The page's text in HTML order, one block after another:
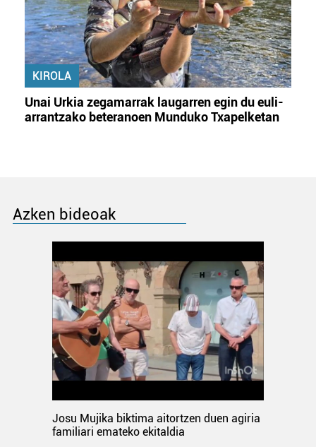
KIROLA
Unai Urkia zegamarrak laugarren egin du euli-
arrantzako beteranoen Munduko Txapelketan
Azken bideoak
Josu Mujika biktima aitortzen duen agiria
familiari emateko ekitaldia